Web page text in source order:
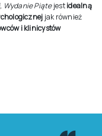
Wydanie Piątejestidealną
jak również
i klinicystów